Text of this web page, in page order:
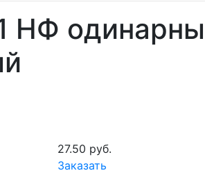
НФ
27.50 руб.
Заказать